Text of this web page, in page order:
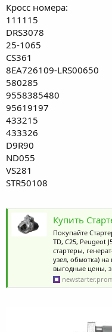
Кросс номера:
111115
DRS3078
25-1065
CS361
8EA726109-LRS00650
580285
9558385480
95619197
433215
433326
D9R90
ND055
VS281
STR50108
Купить Стартер CS361, 12V-
Покупайте
TD, C25, Peugeot
стартеры,
узел, обмотка)
выгодные цены,